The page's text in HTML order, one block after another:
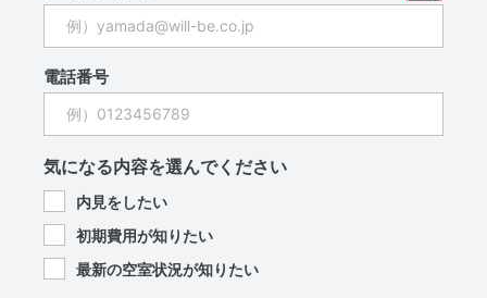
電話番号
気になる内容を選んでください
内見をしたい
初期費用が知りたい
最新の空室状況が知りたい